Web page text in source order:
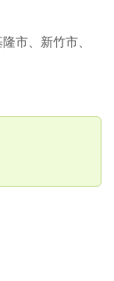
市、新竹市、